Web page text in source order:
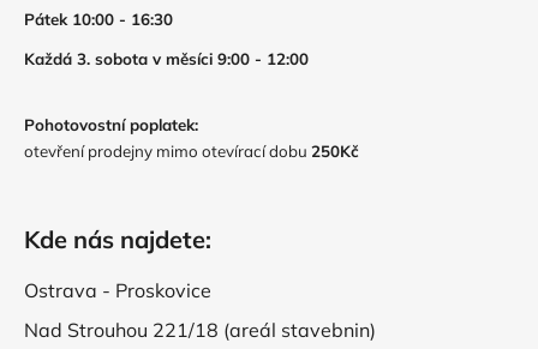
Pátek 10:00 - 16:30
Každá 3. sobota v měsíci 9:00 - 12:00
Pohotovostní poplatek:
otevření prodejny mimo otevírací dobu 250Kč
Kde nás najdete:
Ostrava - Proskovice
Nad Strouhou 221/18 (areál stavebnin)